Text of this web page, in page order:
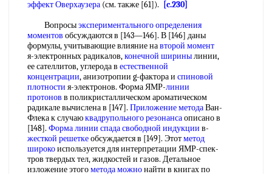
эффект Оверхаузера (см. также [61]).
[c.230]
Вопросыэкспериментального определения
моментов обсуждаются в [143—146]. В [146] даны
формулы, учитывающие влияние навторой момент
я-электронных радикалов,конечной ширинылинии,
ее сателлитов, углерода в естественной
концентрации, анизотропии g-фактора и спиновой
плотности я-электронов. Форма ЯМР-линии
протонов в поликристаллическом ароматическом
радикале вычислена в [147]. Приложение методаВан-
Флека к случаюквадрупольного резонансаописано в
[148]. Форма линии спада свободной индукции в-
жесткой решеткеобсуждается в [149]. Этотметод
широкоиспользуется для интерпретации ЯМР-спек-
тров твердых тел, жидкостей и газов. Детальное
изложение этогометода можнонайти в книгах по